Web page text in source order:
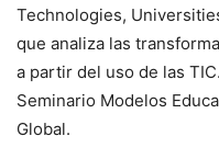
Technologies,
que analiza las
a partir del uso de las
Seminario Modelos
Global.